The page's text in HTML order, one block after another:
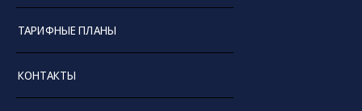
ТАРИФНЫЕ ПЛАНЫ
КОНТАКТЫ